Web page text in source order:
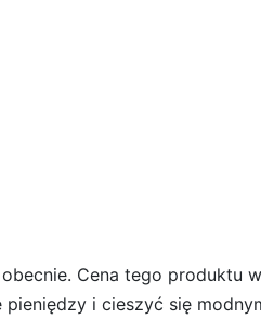
Cena tego produktu
i cieszyć się